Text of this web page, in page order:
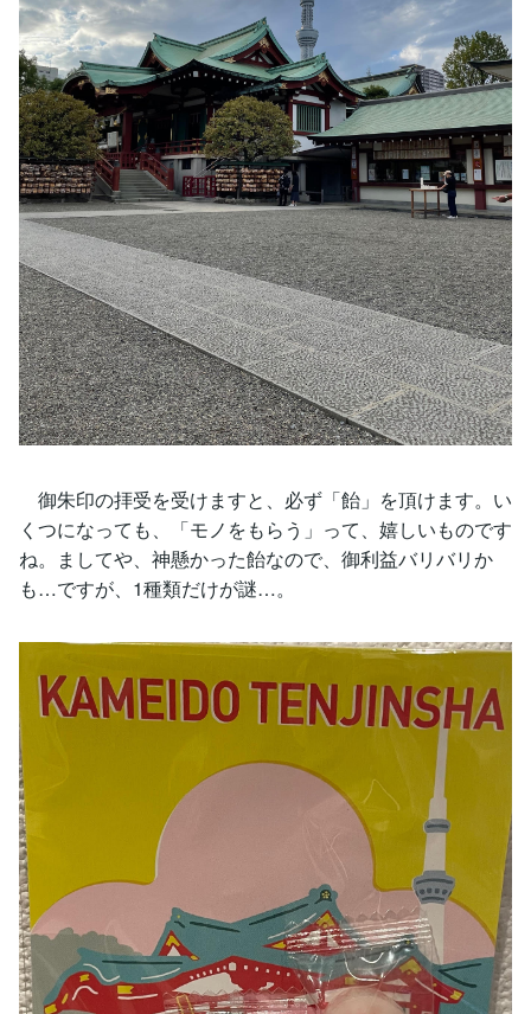
御朱印の拝受を受けますと、必ず「飴」を頂けます。い
くつになっても、「モノをもらう」って、嬉しいものです
ね。ましてや、神懸かった飴なので、御利益バリバリか
も…ですが、1種類だけが謎…。